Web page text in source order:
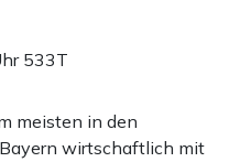
533T
meisten in den
wirtschaftlich mit